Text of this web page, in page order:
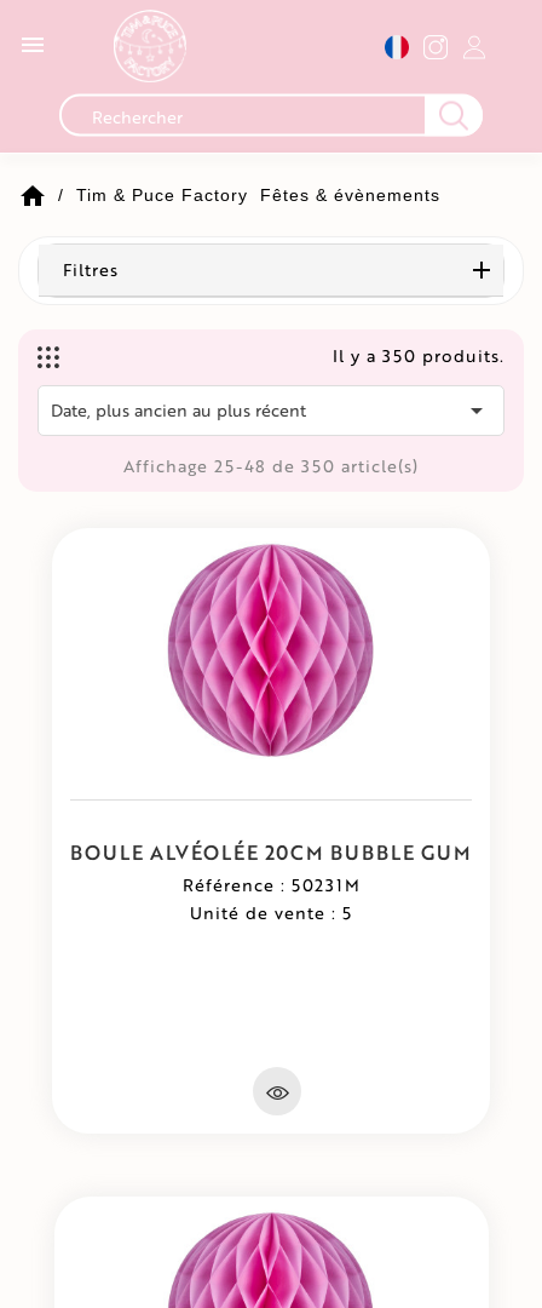

home Tim & Puce Factory Fêtes & évènements
Filtres
Il y a 350 produits.
Date, plus ancien au plus récent 
Affichage 25-48 de 350 article(s)
BOULE ALVÉOLÉE 20CM BUBBLE GUM
Référence : 50231M
Unité de vente : 5